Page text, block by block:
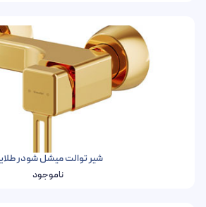
شیر توالت میشل شودر طلایی
ناموجود